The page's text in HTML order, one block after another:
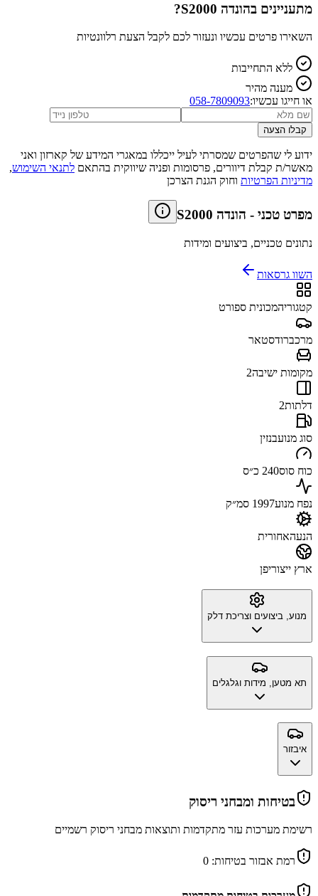
מתעניינים בהונדה S2000 ?
השאירו פרטים עכשיו ונעזור לכם לקבל הצעת רלוונטיות
ללא התחייבות
מענה מהיר
או חייגו עכשיו:058-7809093
קבלו הצעה
ידוע לי שהפרטים שמסרתי לעיל ייכללו במאגרי המידע של קארזון ואני
מאשר/ת קבלת דיוורים, פרסומות ופניה שיווקית בהתאם לתנאי השימוש,
מדיניות הפרטיות וחוק הגנת הצרכן
מפרט טכני - הונדה S2000
נתונים טכניים, ביצועים ומידות
השוו גרסאות
קטגוריהמכונית ספורט
מרכברודסטאר
מקומות ישיבה2
דלתות2
סוג מנועבנזין
כוח סוס240 כ״ס
נפח מנוע1997 סמ״ק
הנעהאחורית
ארץ ייצוריפן
מנוע, ביצועים וצריכת דלק
תא מטען, מידות וגלגלים
איבזור
בטיחות ומבחני ריסוק
רשימת מערכות עזר מתקדמות ותוצאות מבחני ריסוק רשמיים
רמת אבזור בטיחות: 0